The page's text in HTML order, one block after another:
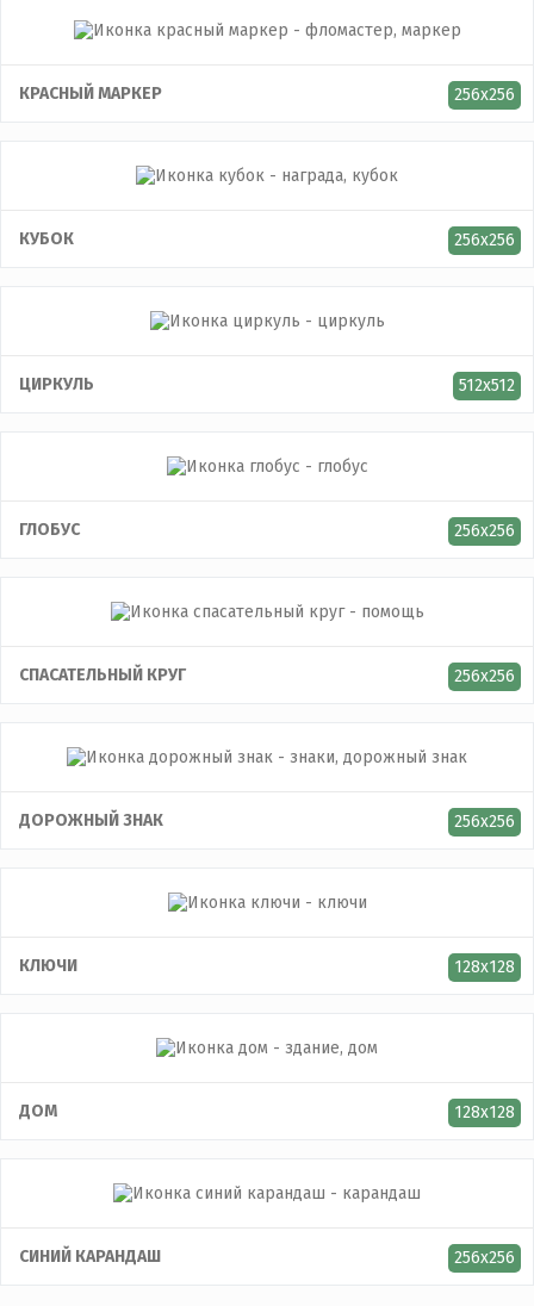
КРАСНЫЙ МАРКЕР 256x256
КУБОК 256x256
ЦИРКУЛЬ 512x512
ГЛОБУС 256x256
СПАСАТЕЛЬНЫЙ КРУГ 256x256
ДОРОЖНЫЙ ЗНАК 256x256
КЛЮЧИ 128x128
ДОМ 128x128
СИНИЙ КАРАНДАШ 256x256